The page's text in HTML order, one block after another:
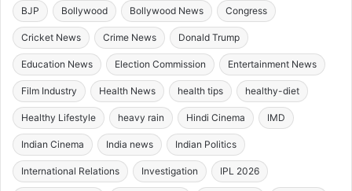
BJP Bollywood Bollywood News Congress
Cricket News Crime News Donald Trump
Education News Election Commission Entertainment News
Film Industry Health News health tips healthy-diet
Healthy Lifestyle heavy rain Hindi Cinema IMD
Indian Cinema India news Indian Politics
International Relations Investigation IPL 2026